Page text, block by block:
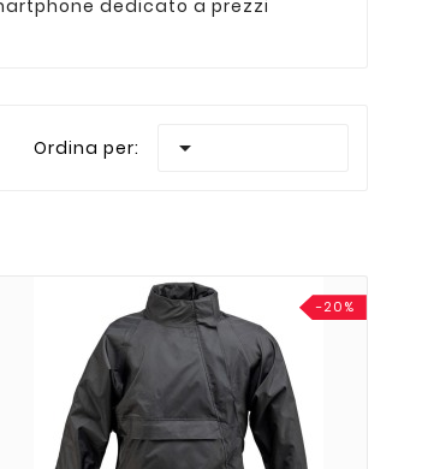
dedicato a prezzi
Ordina per: 
-20%